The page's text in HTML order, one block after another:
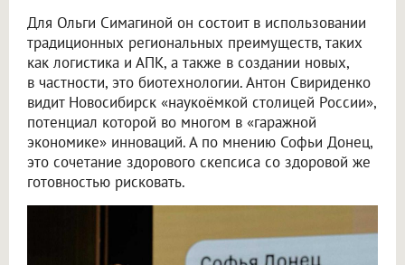
Для Ольги Симагиной он состоит в использовании
традиционных региональных преимуществ, таких
как логистика и АПК, а также в создании новых,
в частности, это биотехнологии. Антон Свириденко
видит Новосибирск «наукоёмкой столицей России»,
потенциал которой во многом в «гаражной
экономике» инноваций. А по мнению Софьи Донец,
это сочетание здорового скепсиса со здоровой же
готовностью рисковать.